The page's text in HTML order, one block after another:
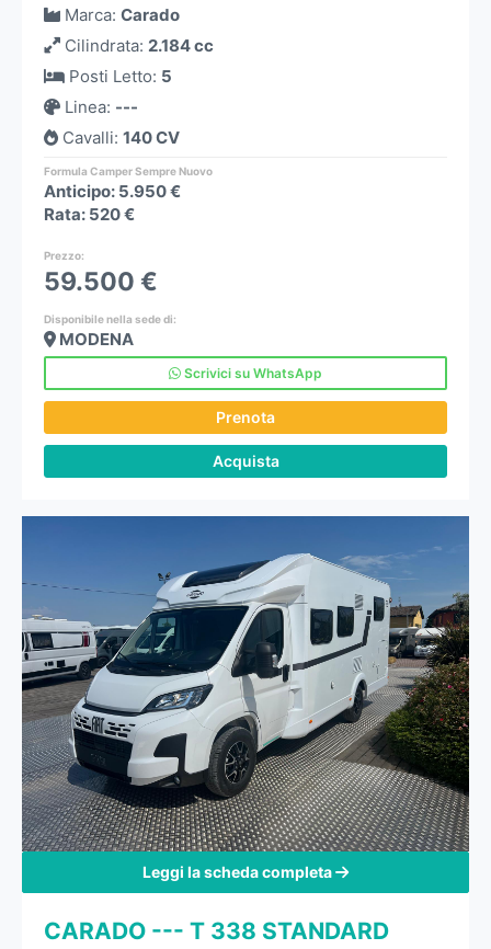
Marca: Carado
Cilindrata: 2.184 cc
Posti Letto: 5
Linea: ---
Cavalli: 140 CV
Formula Camper Sempre Nuovo
Anticipo: 5.950 €
Rata: 520 €
Prezzo:
59.500 €
Disponibile nella sede di:
MODENA
Scrivici su WhatsApp
Prenota
Acquista
Leggi la scheda completa
CARADO --- T 338 STANDARD